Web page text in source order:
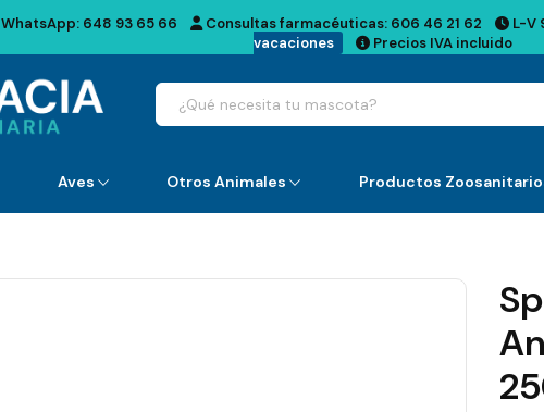
WhatsApp: 648 93 65 66 Consultas farmacéuticas: 606 46 21 62 L-V
vacaciones
Precios IVA incluido
Aves Otros Animales Productos